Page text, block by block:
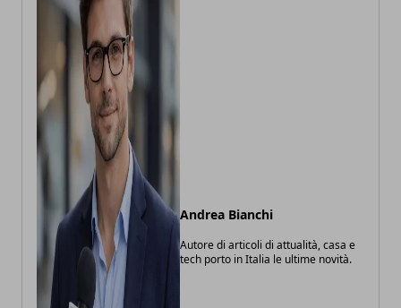
Andrea Bianchi
Autore di articoli di attualità, casa e
tech porto in Italia le ultime novità.